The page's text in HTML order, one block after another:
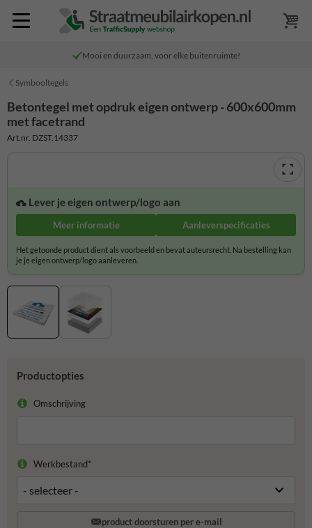
Mooi en duurzaam, voor elke buitenruimte!
Symbooltegels
Betontegel met opdruk eigen ontwerp - 600x600mm
met facetrand
Art.nr. DZST.14337
Lever je eigen ontwerp/logo aan
Meer informatie Aanleverspecificaties
Het getoonde product dient als voorbeeld en bevat auteursrecht. Na bestelling kan
je je eigen ontwerp/logo aanleveren.
Productopties
Omschrijving
Werkbestand*
product doorsturen per e-mail